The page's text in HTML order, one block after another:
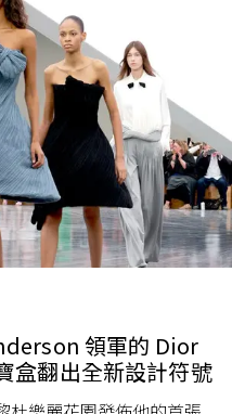
領軍的 Dior
盒翻出全新設計符號